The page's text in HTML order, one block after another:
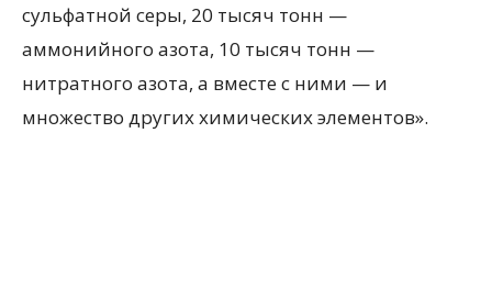
сульфатной серы, 20 тысяч тонн —
аммонийного азота, 10 тысяч тонн —
нитратного азота, а вместе с ними — и
множество других химических элементов».